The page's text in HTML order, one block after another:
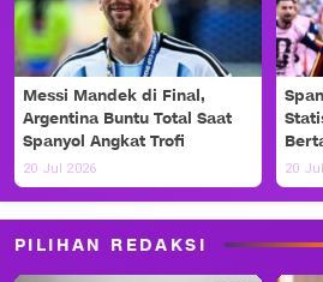
Messi Mandek di Final,
Argentina Buntu Total Saat
Spanyol Angkat Trofi
20 Jul 2026 20
PILIHAN REDAKSI